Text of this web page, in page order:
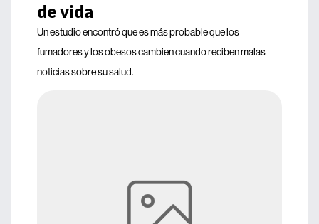
de vida
Un estudio encontró que es más probable que los
fumadores y los obesos cambien cuando reciben malas
noticias sobre su salud.